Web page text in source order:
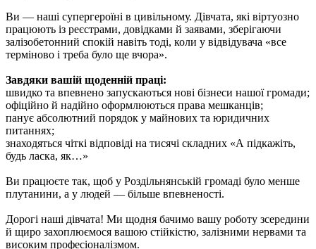
Ви — наші супергероїні в цивільному. Дівчата, які віртуозно
працюють із реєстрами, довідками й заявами, зберігаючи
залізобетонний спокій навіть тоді, коли у відвідувача «все
терміново і треба було ще вчора».
Завдяки вашій щоденній праці:
швидко та впевнено запускаються нові бізнеси нашої громади;
офіційно й надійно оформлюються права мешканців;
панує абсолютний порядок у майнових та юридичних
питаннях;
знаходяться чіткі відповіді на тисячі складних «А підкажіть,
будь ласка, як…»
Ви працюєте так, щоб у Роздільнянській громаді було менше
плутанини, а у людей — більше впевненості.
Дорогі наші дівчата! Ми щодня бачимо вашу роботу зсередини
й щиро захоплюємося вашою стійкістю, залізними нервами та
високим професіоналізмом.